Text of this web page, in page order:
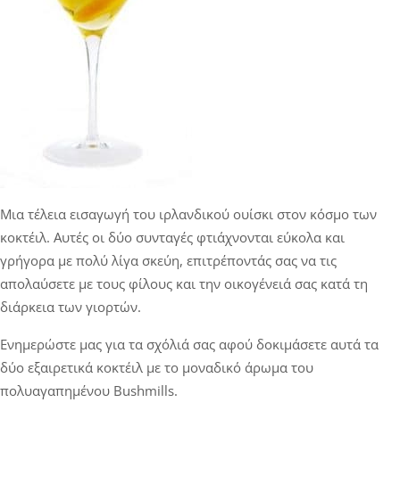
Μια τέλεια εισαγωγή του ιρλανδικού ουίσκι στον κόσμο των
κοκτέιλ. Αυτές οι δύο συνταγές φτιάχνονται εύκολα και
γρήγορα με πολύ λίγα σκεύη, επιτρέποντάς σας να τις
απολαύσετε με τους φίλους και την οικογένειά σας κατά τη
διάρκεια των γιορτών.
Ενημερώστε μας για τα σχόλιά σας αφού δοκιμάσετε αυτά τα
δύο εξαιρετικά κοκτέιλ με το μοναδικό άρωμα του
πολυαγαπημένου Bushmills.